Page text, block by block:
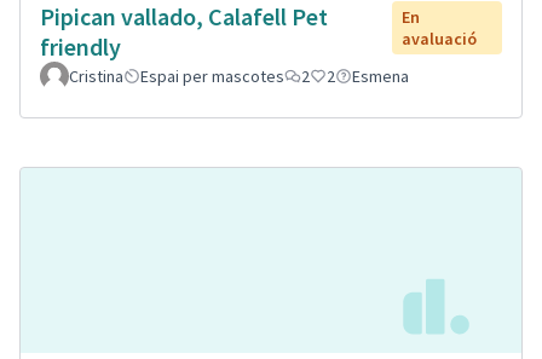
Pipican vallado, Calafell Pet
friendly
En
avaluació
Cristina
Espai per mascotes 2 2 Esmena